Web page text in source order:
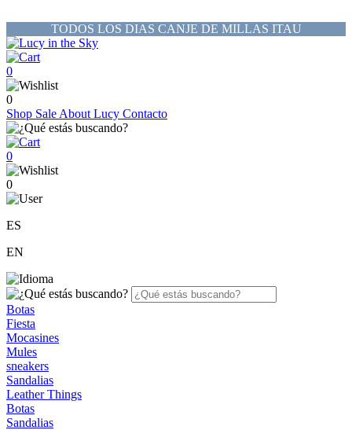
TODOS LOS DIAS CANJE DE MILLAS ITAU
0
0
Shop Sale About Lucy Contacto
0
0
ES
EN
Botas
Fiesta
Mocasines
Mules
sneakers
Sandalias
Leather Things
Botas
Sandalias